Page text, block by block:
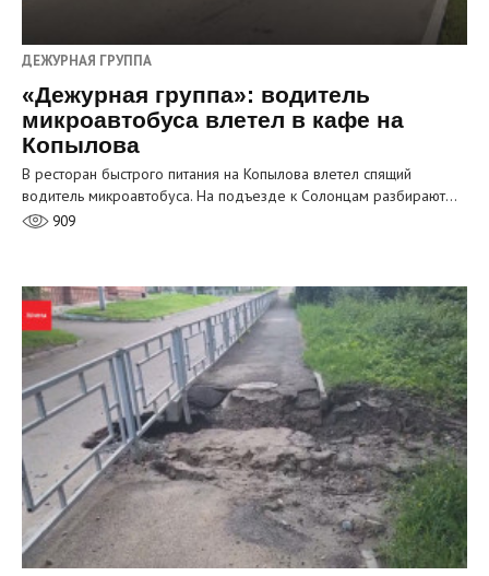
ДЕЖУРНАЯ ГРУППА
«Дежурная группа»: водитель
микроавтобуса влетел в кафе на
Копылова
В ресторан быстрого питания на Копылова влетел спящий
водитель микроавтобуса. На подъезде к Солонцам разбирают…
909